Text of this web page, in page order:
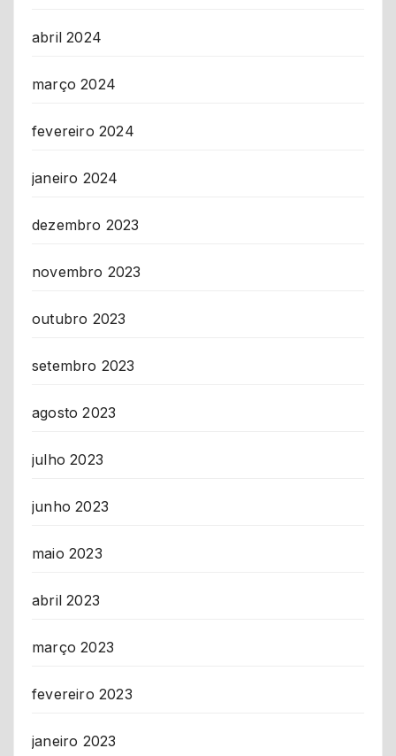
abril 2024
março 2024
fevereiro 2024
janeiro 2024
dezembro 2023
novembro 2023
outubro 2023
setembro 2023
agosto 2023
julho 2023
junho 2023
maio 2023
abril 2023
março 2023
fevereiro 2023
janeiro 2023